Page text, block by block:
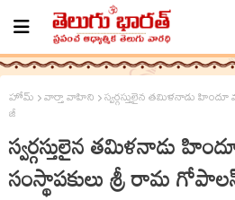
హోమ్ వార్తా వాహిని స్వర్గస్తులైన తమిళనాడు
జీ
స్వర్గస్తులైన తమిళనాడు
సంస్థాపకులు శ్రీ రామ